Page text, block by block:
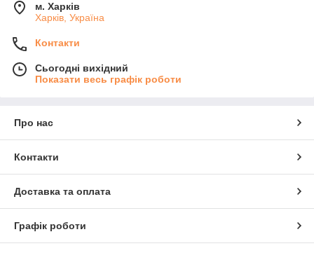
м. Харків
Харків, Україна
Контакти
Сьогодні вихідний
Показати весь графік роботи
Про нас
Контакти
Доставка та оплата
Графік роботи